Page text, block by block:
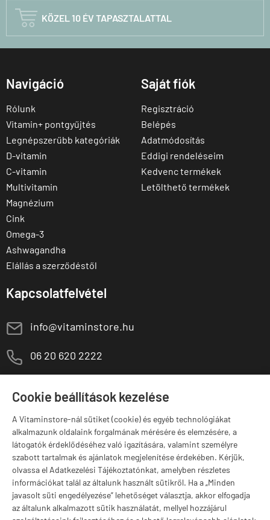
Cookie beállítások kezelése
A Vitaminstore-nál sütiket (cookie) és egyéb technológiákat
alkalmazunk oldalaink forgalmának mérésére és elemzésére, a
látogatók érdeklődéséhez való igazítására, valamint személyre
szabott tartalmak és ajánlatok megjelenítése érdekében. Kérjük,
olvassa el Adatkezelési Tájékoztatónkat, amelyben részletes
információkat talál az általunk használt sütikről. Ha a „Minden
javasolt süti engedélyezése” lehetőséget választja, akkor elfogadja
az általunk alkalmazott sütik használatát, mellyel hozzájárul
 KÖZEL 10 ÉV TAPASZTALATTAL
Navigáció
Rólunk
Vitamin+ pontgyűjtés
Legnépszerűbb kategóriák
D-vitamin
C-vitamin
Multivitamin
Magnézium
Cink
Omega-3
Ashwagandha
Elállás a szerződéstől
Saját fiók
Regisztráció
Belépés
Adatmódosítás
Eddigi rendeléseim
Kedvenc termékek
Letölthető termékek
Kapcsolatfelvétel
E info@vitaminstore.hu
M 06 20 620 2222
Szugló u. 83-85.
Márkák
Valuta választás